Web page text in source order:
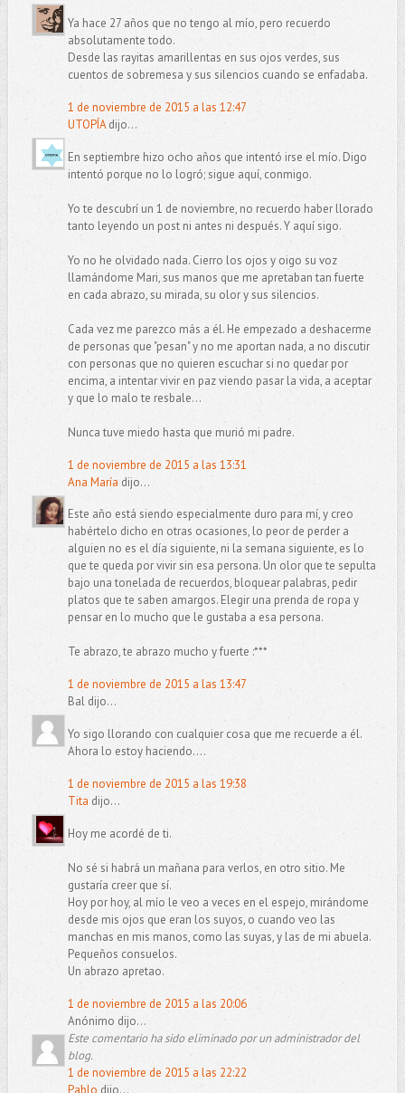
Ya hace 27 años que no tengo al mío, pero recuerdo
absolutamente todo.
Desde las rayitas amarillentas en sus ojos verdes, sus
cuentos de sobremesa y sus silencios cuando se enfadaba.
1 de noviembre de 2015 a las 12:47
UTOPÍAdijo...
En septiembre hizo ocho años que intentó irse el mío. Digo
intentó porque no lo logró; sigue aquí, conmigo.
Yo te descubrí un 1 de noviembre, no recuerdo haber llorado
tanto leyendo un post ni antes ni después. Y aquí sigo.
Yo no he olvidado nada. Cierro los ojos y oigo su voz
llamándome Mari, sus manos que me apretaban tan fuerte
en cada abrazo, su mirada, su olor y sus silencios.
Cada vez me parezco más a él. He empezado a deshacerme
de personas que "pesan" y no me aportan nada, a no discutir
con personas que no quieren escuchar si no quedar por
encima, a intentar vivir en paz viendo pasar la vida, a aceptar
y que lo malo te resbale...
Nunca tuve miedo hasta que murió mi padre.
1 de noviembre de 2015 a las 13:31
Ana María dijo...
Este año está siendo especialmente duro para mí, y creo
habértelo dicho en otras ocasiones, lo peor de perder a
alguien no es el día siguiente, ni la semana siguiente, es lo
que te queda por vivir sin esa persona. Un olor que te sepulta
bajo una tonelada de recuerdos, bloquear palabras, pedir
platos que te saben amargos. Elegir una prenda de ropa y
pensar en lo mucho que le gustaba a esa persona.
Te abrazo, te abrazo mucho y fuerte :***
1 de noviembre de 2015 a las 13:47
Bal dijo...
Yo sigo llorando con cualquier cosa que me recuerde a él.
Ahora lo estoy haciendo....
1 de noviembre de 2015 a las 19:38
Tita dijo...
Hoy me acordé de ti.
No sé si habrá un mañana para verlos, en otro sitio. Me
gustaría creer que sí.
Hoy por hoy, al mío le veo a veces en el espejo, mirándome
desde mis ojos que eran los suyos, o cuando veo las
manchas en mis manos, como las suyas, y las de mi abuela.
Pequeños consuelos.
Un abrazo apretao.
1 de noviembre de 2015 a las 20:06
Anónimo dijo...
Este comentario ha sido eliminado por un administrador del
blog.
1 de noviembre de 2015 a las 22:22
Pablo dijo...